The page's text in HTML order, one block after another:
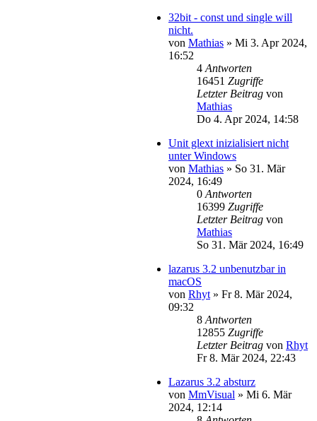
32bit - const und single will
nicht.
von Mathias » Mi 3. Apr 2024,
16:52
4 Antworten
16451 Zugriffe
Letzter Beitrag von
Mathias
Do 4. Apr 2024, 14:58
Unit glext inizialisiert nicht
unter Windows
von Mathias » So 31. Mär
2024, 16:49
0 Antworten
16399 Zugriffe
Letzter Beitrag von
Mathias
So 31. Mär 2024, 16:49
lazarus 3.2 unbenutzbar in
macOS
von Rhyt » Fr 8. Mär 2024,
09:32
8 Antworten
12855 Zugriffe
Letzter Beitrag von Rhyt
Fr 8. Mär 2024, 22:43
Lazarus 3.2 absturz
von MmVisual » Mi 6. Mär
2024, 12:14